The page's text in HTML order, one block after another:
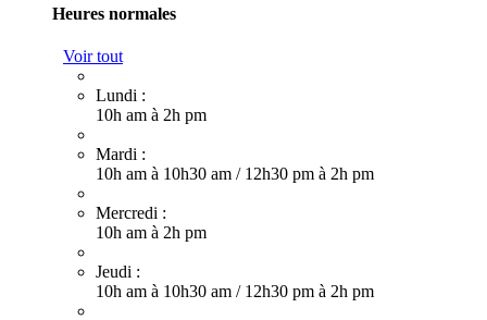
Heures normales
Voir tout
Lundi :
10h am à 2h pm
Mardi :
10h am à 10h30 am / 12h30 pm à 2h pm
Mercredi :
10h am à 2h pm
Jeudi :
10h am à 10h30 am / 12h30 pm à 2h pm